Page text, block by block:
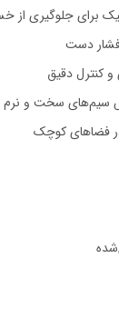
برای جلوگیری از
فشار دست
کنترل دقیق
سیم‌های سخت و نرم
فضاهای کوچک